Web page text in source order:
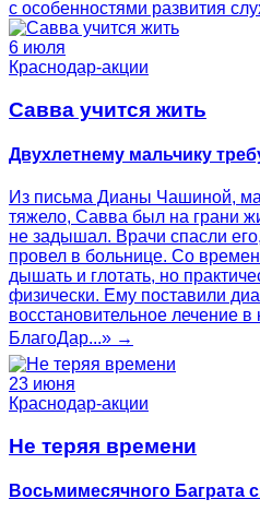
с особенностями развития
6 июля
Краснодар-акции
Савва учится жить
Двухлетнему мальчику
Из письма Дианы Чашиной,
тяжело, Савва был на грани
не задышал. Врачи спасли
провел в больнице. Со
дышать и глотать, но
физически. Ему поставили
восстановительное лечение
БлагоДар...» →
23 июня
Краснодар-акции
Не теряя времени
Восьмимесячного Баграта